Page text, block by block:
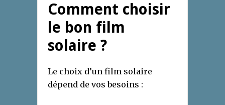
Comment choisir
le bon film
solaire ?
Le choix d’un film solaire
dépend de vos besoins :